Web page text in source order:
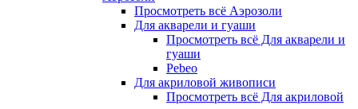
Просмотреть всё Аэрозоли
Для акварели и гуаши
Просмотреть всё Для акварели и
гуаши
Pebeo
Для акриловой живописи
Просмотреть всё Для акриловой